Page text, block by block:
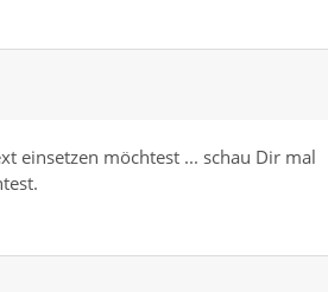
einsetzen möchtest ... schau Dir mal